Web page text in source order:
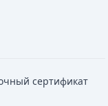
сертификат